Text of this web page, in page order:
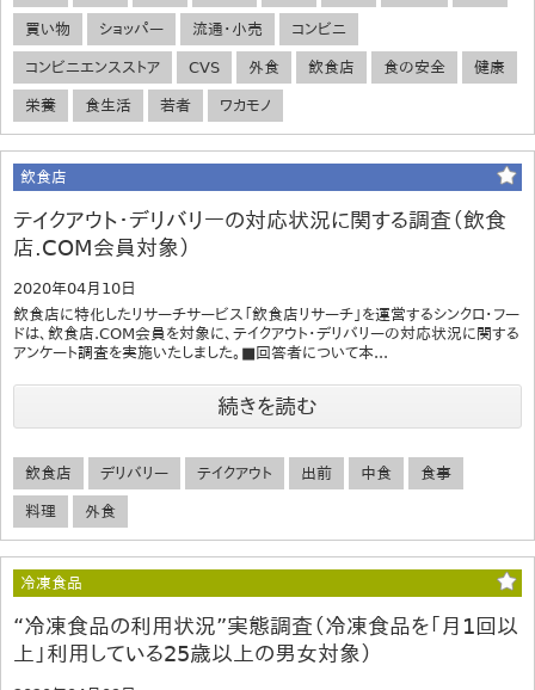
買い物 ショッパー 流通・小売 コンビニ
コンビニエンスストア CVS 外食 飲食店 食の安全 健康
栄養 食生活 若者 ワカモノ
飲食店
テイクアウト・デリバリーの対応状況に関する調査（飲食
店.COM会員対象）
2020年04月10日
飲食店に特化したリサーチサービス「飲食店リサーチ」を運営するシンクロ・フー
ドは、飲食店.COM会員を対象に、テイクアウト・デリバリーの対応状況に関する
アンケート調査を実施いたしました。■回答者について本...
続きを読む
飲食店 デリバリー テイクアウト 出前 中食 食事
料理 外食
冷凍食品
“冷凍食品の利用状況”実態調査（冷凍食品を「月1回以
上」利用している25歳以上の男女対象）